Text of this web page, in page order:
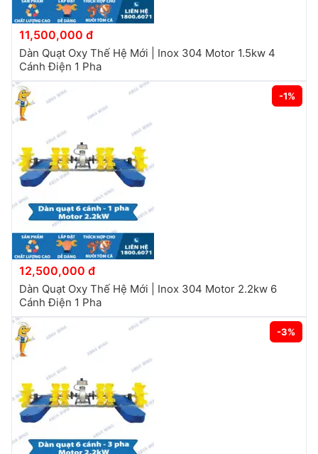
11,500,000 đ
Dàn Quạt Oxy Thế Hệ Mới | Inox 304 Motor 1.5kw 4
Cánh Điện 1 Pha
-1%
12,500,000 đ
Dàn Quạt Oxy Thế Hệ Mới | Inox 304 Motor 2.2kw 6
Cánh Điện 1 Pha
-3%